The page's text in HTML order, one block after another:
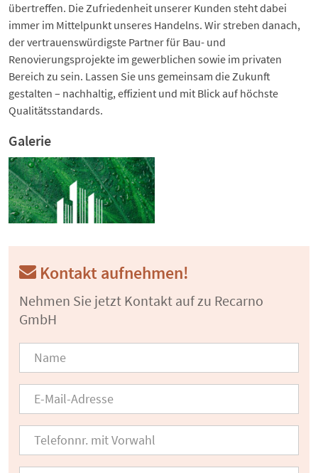
übertreffen. Die Zufriedenheit unserer Kunden steht dabei
immer im Mittelpunkt unseres Handelns. Wir streben danach,
der vertrauenswürdigste Partner für Bau- und
Renovierungsprojekte im gewerblichen sowie im privaten
Bereich zu sein. Lassen Sie uns gemeinsam die Zukunft
gestalten – nachhaltig, effizient und mit Blick auf höchste
Qualitätsstandards.
Galerie
Kontakt aufnehmen!
Nehmen Sie jetzt Kontakt auf zu Recarno
GmbH